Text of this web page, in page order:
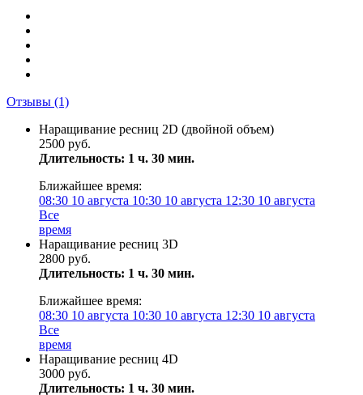
Отзывы (1)
Наращивание ресниц 2D (двойной объем)
2500 руб.
Длительность: 1 ч. 30 мин.
Ближайшее время:
08:30 10 августа 10:30 10 августа 12:30 10 августа
Все
время
Наращивание ресниц 3D
2800 руб.
Длительность: 1 ч. 30 мин.
Ближайшее время:
08:30 10 августа 10:30 10 августа 12:30 10 августа
Все
время
Наращивание ресниц 4D
3000 руб.
Длительность: 1 ч. 30 мин.